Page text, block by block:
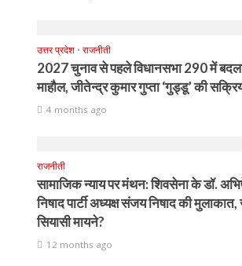
उत्तर प्रदेश • राजनीती
2027 चुनाव से पहले विधानसभा 290 में
माहौल, जीतेन्द्र कुमार गुप्ता ‘गुड्डू’ की
4 months ago
राजनीती
सामाजिक न्याय पर मंथन: शिवसेना के डॉ.
निषाद पार्टी अध्यक्ष संजय निषाद की मुलाकात,
सियासी मायने?
12 months ago